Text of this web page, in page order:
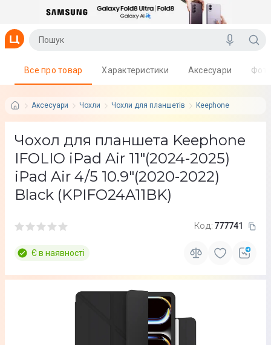
Аксесуари Чохли Чохли для планшетів Keephone
Все про товар Характеристики Аксесуари
Чохол для планшета Keephone
IFOLIO iPad Air 11"(2024-2025)
iPad Air 4/5 10.9"(2020-2022)
Black (KPIFO24A11BK)
Код: 777741
Є в наявності